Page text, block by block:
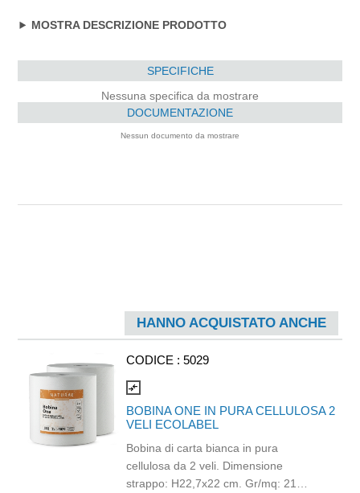
MOSTRA DESCRIZIONE PRODOTTO
SPECIFICHE
Nessuna specifica da mostrare
DOCUMENTAZIONE
Nessun documento da mostrare
HANNO ACQUISTATO ANCHE
CODICE : 5029
compare_arrows
BOBINA ONE IN PURA CELLULOSA 2
VELI ECOLABEL
Bobina di carta bianca in pura
cellulosa da 2 veli. Dimensione
strappo: H22,7x22 cm. Gr/mq: 21